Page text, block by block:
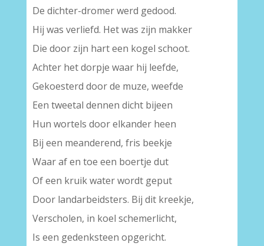
De dichter-dromer werd gedood.
Hij was verliefd. Het was zijn makker
Die door zijn hart een kogel schoot.
Achter het dorpje waar hij leefde,
Gekoesterd door de muze, weefde
Een tweetal dennen dicht bijeen
Hun wortels door elkander heen
Bij een meanderend, fris beekje
Waar af en toe een boertje dut
Of een kruik water wordt geput
Door landarbeidsters. Bij dit kreekje,
Verscholen, in koel schemerlicht,
Is een gedenksteen opgericht.